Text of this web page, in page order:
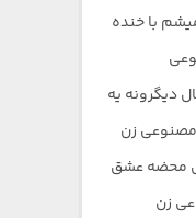
با خنده
دیگرونه یه
زن
محضه عشق
زن